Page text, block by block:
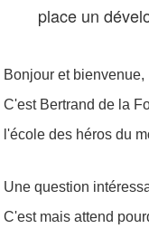
place un
Bonjour et bienvenue,
C'est Bertrand de la
l'école des héros du
Une question
C'est mais attend